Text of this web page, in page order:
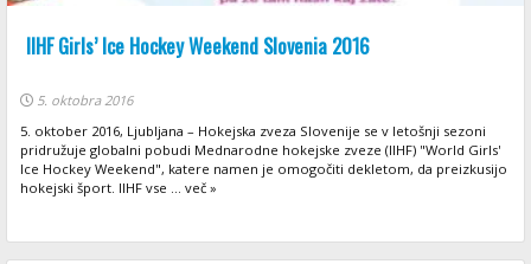
IIHF Girls’ Ice Hockey Weekend Slovenia 2016
5. oktobra 2016
5. oktober 2016, Ljubljana – Hokejska zveza Slovenije se v letošnji sezoni
pridružuje globalni pobudi Mednarodne hokejske zveze (IIHF) "World Girls'
Ice Hockey Weekend", katere namen je omogočiti dekletom, da preizkusijo
hokejski šport. IIHF vse ... več »